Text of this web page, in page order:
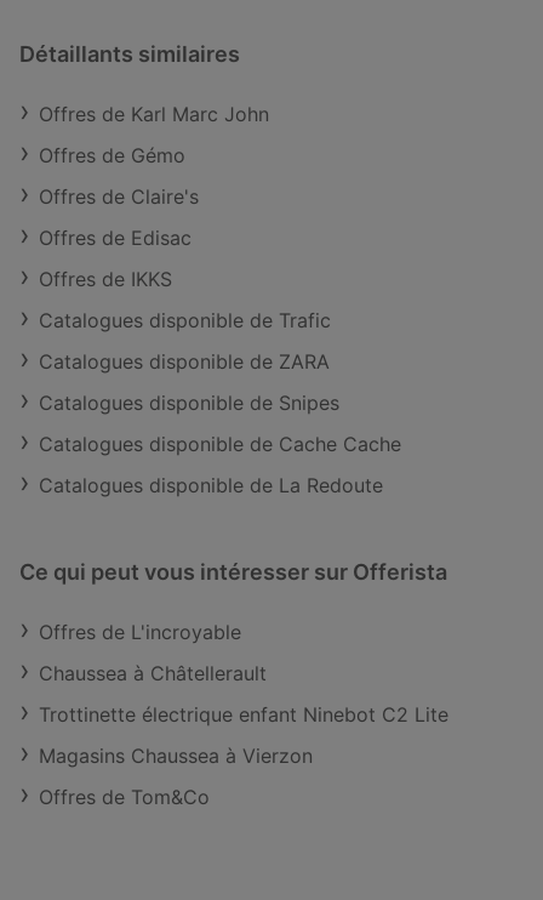
Détaillants similaires
Offres de Karl Marc John
Offres de Gémo
Offres de Claire's
Offres de Edisac
Offres de IKKS
Catalogues disponible de Trafic
Catalogues disponible de ZARA
Catalogues disponible de Snipes
Catalogues disponible de Cache Cache
Catalogues disponible de La Redoute
Ce qui peut vous intéresser sur Offerista
Offres de L'incroyable
Chaussea à Châtellerault
Trottinette électrique enfant Ninebot C2 Lite
Magasins Chaussea à Vierzon
Offres de Tom&Co